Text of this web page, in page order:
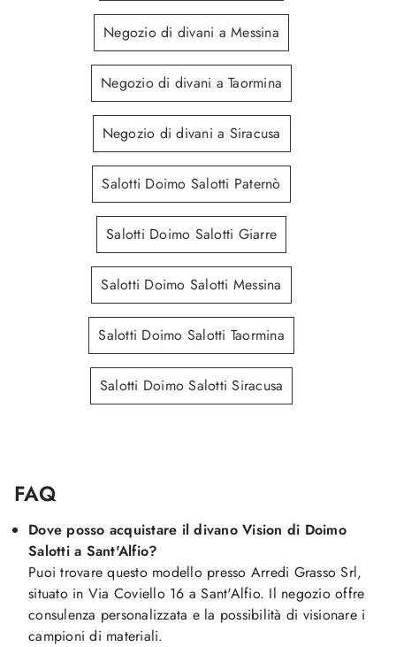
Negozio di divani a Messina
Negozio di divani a Taormina
Negozio di divani a Siracusa
Salotti Doimo Salotti Paternò
Salotti Doimo Salotti Giarre
Salotti Doimo Salotti Messina
Salotti Doimo Salotti Taormina
Salotti Doimo Salotti Siracusa
FAQ
Dove posso acquistare il divano Vision di Doimo
Salotti a Sant'Alfio?
Puoi trovare questo modello presso Arredi Grasso Srl,
situato in Via Coviello 16 a Sant'Alfio. Il negozio offre
consulenza personalizzata e la possibilità di visionare i
campioni di materiali.